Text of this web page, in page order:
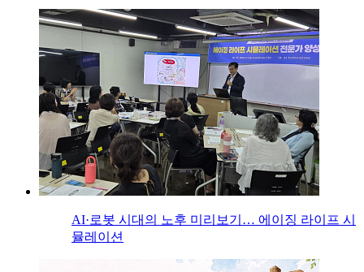
AI·로봇 시대의 노후 미리보기… 에이징 라이프 시
뮬레이션